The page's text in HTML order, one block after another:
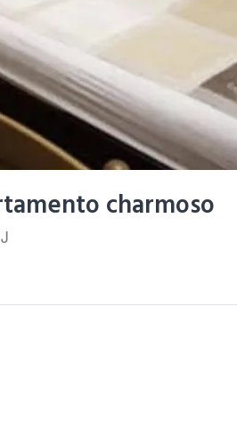
charmoso